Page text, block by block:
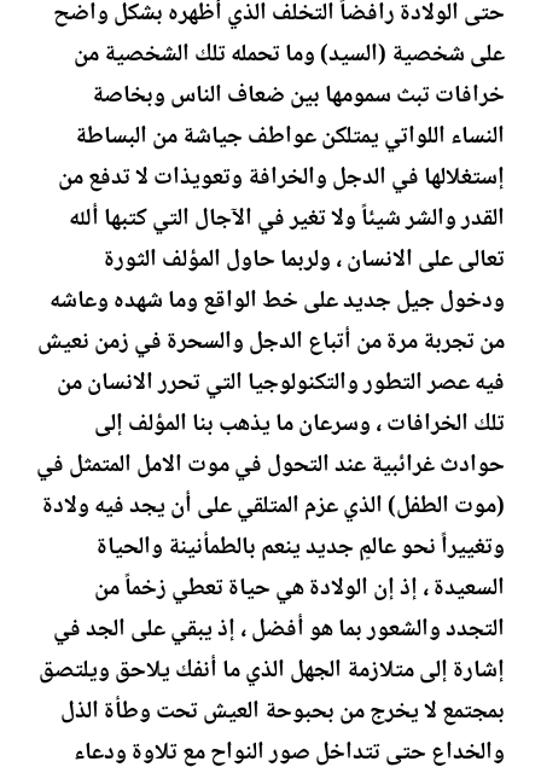
حتى الولادة رافضاً التخلف الذي أظهره بشكل واضح
على شخصية (السيد) وما تحمله تلك الشخصية من
خرافات تبث سمومها بين ضعاف الناس وبخاصة
النساء اللواتي يمتلكن عواطف جياشة من البساطة
إستغلالها في الدجل والخرافة وتعويذات لا تدفع من
القدر والشر شيئاً ولا تغير في الآجال التي كتبها ألله
تعالى على الانسان ، ولربما حاول المؤلف الثورة
ودخول جيل جديد على خط الواقع وما شهده وعاشه
من تجربة مرة من أتباع الدجل والسحرة في زمن نعيش
فيه عصر التطور والتكنولوجيا التي تحرر الانسان من
تلك الخرافات ، وسرعان ما يذهب بنا المؤلف إلى
حوادث غرائبية عند التحول في موت الامل المتمثل في
(موت الطفل) الذي عزم المتلقي على أن يجد فيه ولادة
وتغييراً نحو عالمٍ جديد ينعم بالطمأنينة والحياة
السعيدة ، إذ إن الولادة هي حياة تعطي زخماً من
التجدد والشعور بما هو أفضل ، إذ يبقي على الجد في
إشارة إلى متلازمة الجهل الذي ما أنفك يلاحق ويلتصق
بمجتمع لا يخرج من بحبوحة العيش تحت وطأة الذل
والخداع حتى تتداخل صور النواح مع تلاوة ودعاء